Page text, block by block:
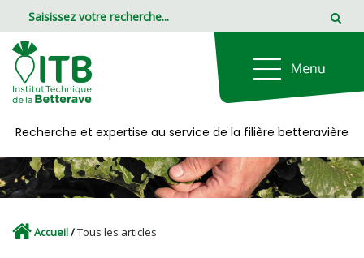
Recherche et expertise au service de la filière betteravière
Accueil/Tous les articles
Panneau de gestion des cookies